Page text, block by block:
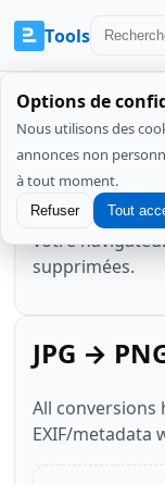
Tools
Options de
Nous utilisons des
annonces non
à tout moment.
Refuser Tout
JPG →
Convertissez
votre
supprimées.
JPG →
All conversions
EXIF/metadata